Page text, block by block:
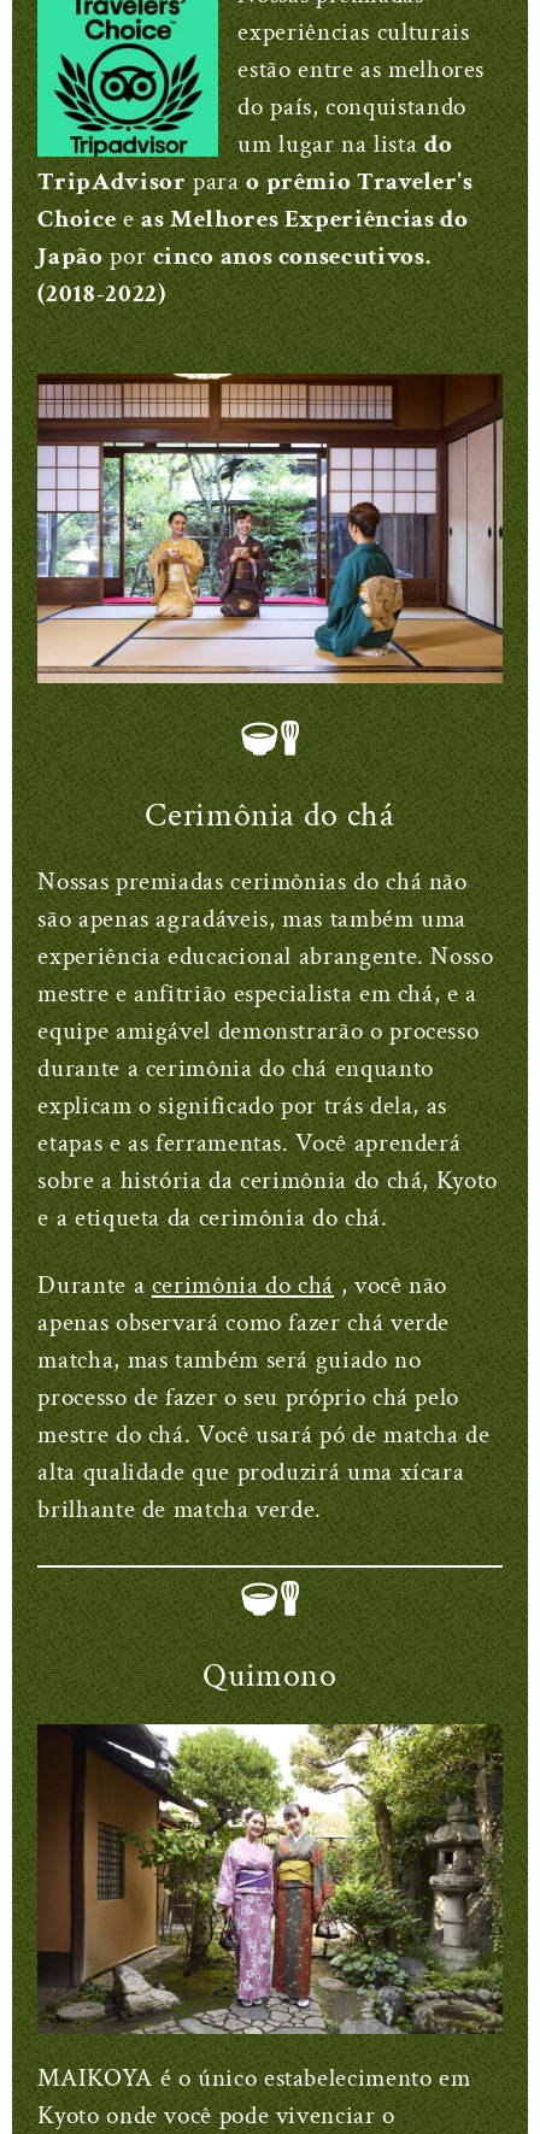
experiências culturais
estão entre as melhores
do país, conquistando
um lugar na lista do
TripAdvisor parao prêmio Traveler's
Choice eas Melhores Experiências do
Japão por cinco anos consecutivos.
(2018-2022)
Cerimônia do chá
Nossas premiadas cerimônias do chá não
são apenas agradáveis, mas também uma
experiência educacional abrangente. Nosso
mestre e anfitrião especialista em chá, e a
equipe amigável demonstrarão o processo
durante a cerimônia do chá enquanto
explicam o significado por trás dela, as
etapas e as ferramentas. Você aprenderá
sobre a história da cerimônia do chá, Kyoto
e a etiqueta da cerimônia do chá.
Durante a cerimônia do chá , você não
apenas observará como fazer chá verde
matcha, mas também será guiado no
processo de fazer o seu próprio chá pelo
mestre do chá. Você usará pó de matcha de
alta qualidade que produzirá uma xícara
brilhante de matcha verde.
Quimono
MAIKOYA é o único estabelecimento em
Kyoto onde você pode vivenciar o